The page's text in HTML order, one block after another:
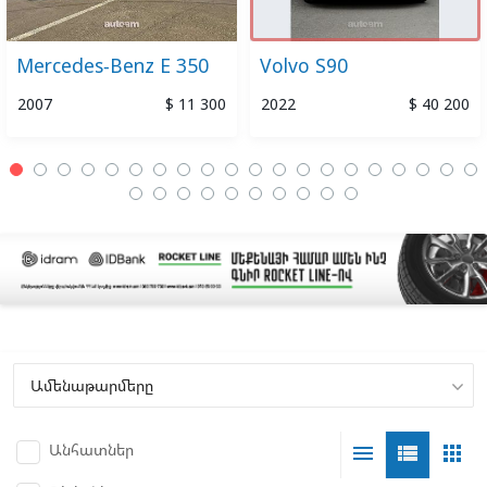
Mercedes-Benz E 350
2007 $ 11 300
Volvo S90
2022 $ 40 200
Անհատներ apps
view_list
menu